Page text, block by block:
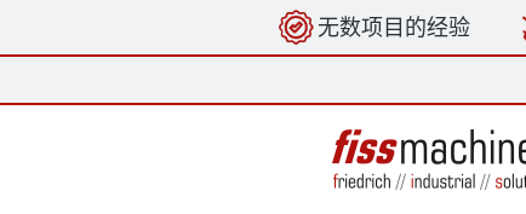
无数项目的经验